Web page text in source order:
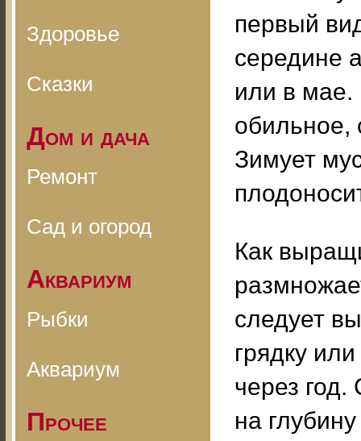
Здоровье
Сказки
Дом и дача
Ремонт
Сад и огород
Аквариум
Рыбки
Аквариум
Прочее
первый
середине
или в мае.
обильное,
Зимует
Как
следует
грядку
через
на